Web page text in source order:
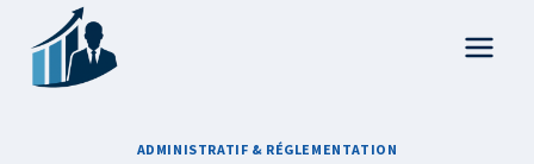
contenu
ADMINISTRATIF & RÉGLEMENTATION